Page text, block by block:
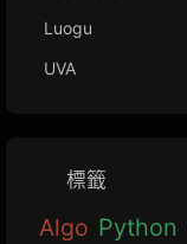
Luogu
UVA
標籤
Algo Python